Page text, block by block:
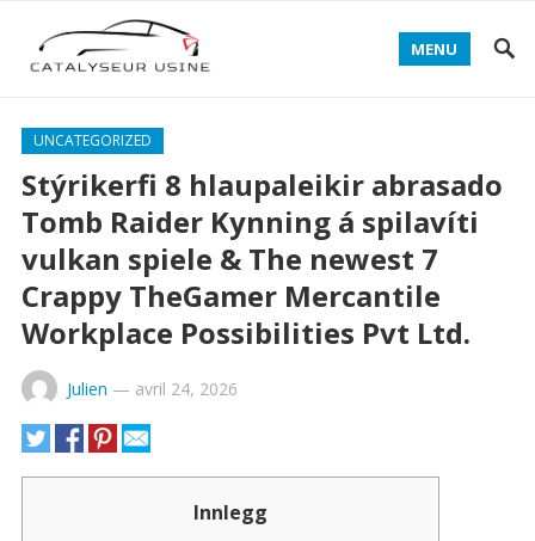
MENU
UNCATEGORIZED
Stýrikerfi 8 hlaupaleikir abrasado
Tomb Raider Kynning á spilavíti
vulkan spiele & The newest 7
Crappy TheGamer Mercantile
Workplace Possibilities Pvt Ltd.
Julien — avril 24, 2026
Innlegg